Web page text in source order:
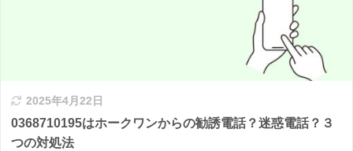
2025年4月22日
0368710195はホークワンからの勧誘電話？迷惑電話？３
つの対処法